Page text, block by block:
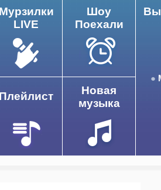
Мурзилки
LIVE
Шоу
Поехали
Плейлист
Новая
музыка